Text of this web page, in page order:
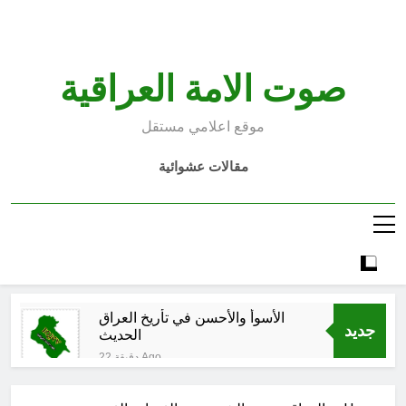
صوت الامة العراقية
موقع اعلامي مستقل
مقالات عشوائية
جديد
الأسوأ والأحسن في تأريخ العراق
الحديث
22 دقيقة Ago